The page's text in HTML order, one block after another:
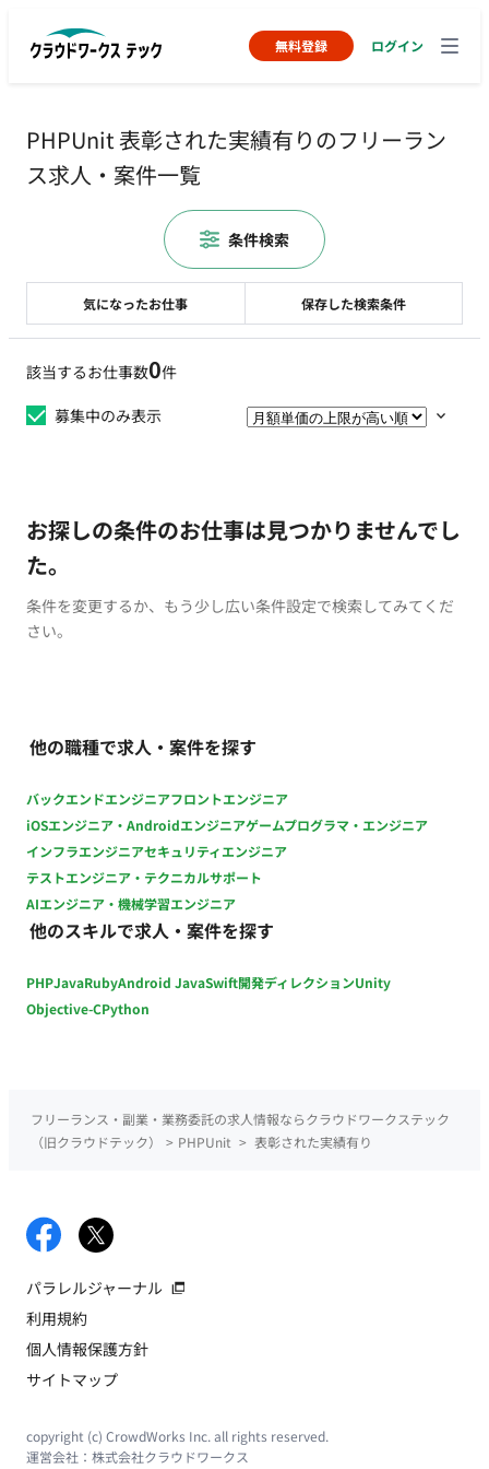
無料登録 ログイン
PHPUnit 表彰された実績有りのフリーラン
ス求人・案件一覧
該当するお仕事数0件
募集中のみ表示
お探しの条件のお仕事は見つかりませんでし
た。
条件を変更するか、もう少し広い条件設定で検索してみてくだ
さい。
他の職種で求人・案件を探す
バックエンドエンジニアフロントエンジニア
iOSエンジニア・Androidエンジニアゲームプログラマ・エンジニア
インフラエンジニアセキュリティエンジニア
テストエンジニア・テクニカルサポート
AIエンジニア・機械学習エンジニア
他のスキルで求人・案件を探す
PHPJavaRubyAndroid JavaSwift開発ディレクションUnity
Objective-CPython
気になったお仕事 保存した検索条件
条件検索
フリーランス・副業・業務委託の求人情報ならクラウドワークステック
（旧クラウドテック）
> PHPUnit > 表彰された実績有り
パラレルジャーナル
利用規約
個人情報保護方針
サイトマップ
copyright (c) CrowdWorks Inc. all rights reserved.
運営会社： 株式会社クラウドワークス